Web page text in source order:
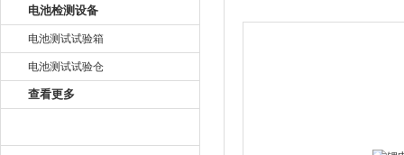
电池检测设备
电池测试试验箱
电池测试试验仓
查看更多